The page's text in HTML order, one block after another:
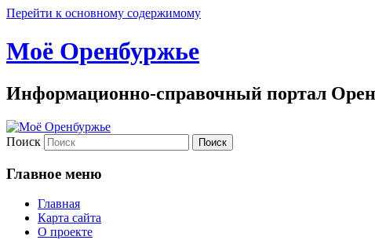
Перейти к основному содержимому
Моё Оренбуржье
Информационно-справочный портал
Поиск
Главное меню
Главная
Карта сайта
О проекте